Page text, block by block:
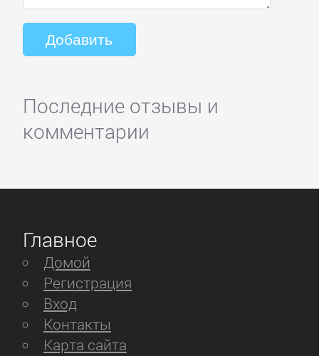
Последние отзывы и
комментарии
Главное
Домой
Регистрация
Вход
Контакты
Карта сайта